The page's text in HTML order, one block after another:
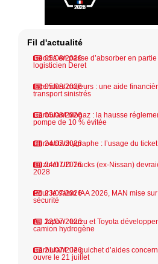
Fil d'actualité
05/08/2026
Geodis en passe d’absorber en
logisticien Deret
05/08/2026
Incendies majeurs : une aide
transport sinistrés
05/08/2026
Carburant biogaz : la hausse
pompe de 10 % évitée
24/07/2026
Chronotachygraphe : l’usage du
24/07/2026
Isuzu et UD Trucks (ex-Nissan)
2028
23/07/2026
Pour le salon IAA 2026, MAN mise
sécurité
22/07/2026
Au Japon : Isuzu et Toyota
camion hydrogène
21/07/2026
Carburant : le guichet d’aides
ouvre le 21 juillet